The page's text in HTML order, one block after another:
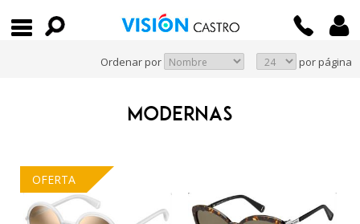
Ordenar por por página
MODERNAS
OFERTA